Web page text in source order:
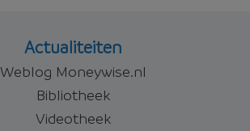
Actualiteiten
Weblog Moneywise.nl
Bibliotheek
Videotheek